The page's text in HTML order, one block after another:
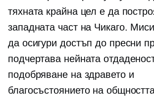
тяхната крайна цел е да
западната част на Чикаго.
да осигури достъп до пресни
подчертава нейната
подобряване на здравето и
благосъстоянието на